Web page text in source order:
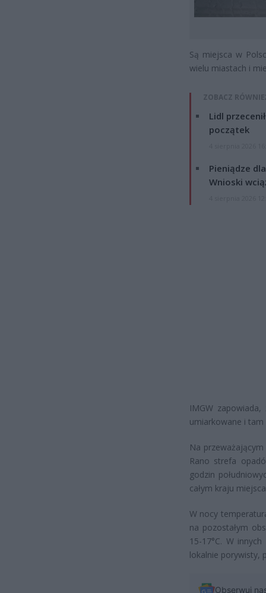
Są miejsca w
wielu miastach i
ZOBACZ
Lidl
początek
Pieniądze
Wnioski
IMGW
umiarkowane i tam
Na
Rano strefa
godzin
całym kraju
W nocy
na pozostałym
15-17°C. W
lokalnie porywisty,
Obserwuj